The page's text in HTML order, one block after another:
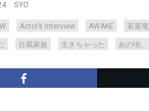
SYO
Actor’s Interview AWAKE 若葉
台風家族 生きちゃった あの頃。